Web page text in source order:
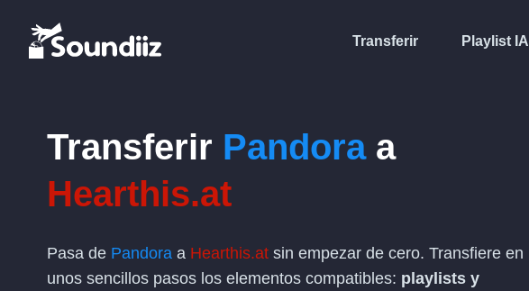
Transferir Playlist IA
Transferir Pandoraa
Hearthis.at
Pasa de Pandora a Hearthis.at sin empezar de cero. Transfiere en
unos sencillos pasos los elementos compatibles: playlists y